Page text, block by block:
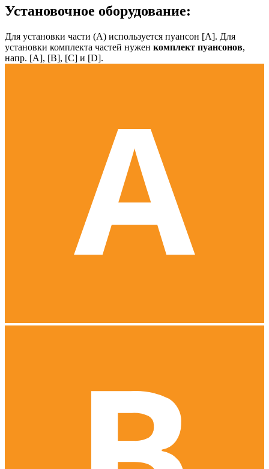
Установочное оборудование:
Для установки части (А) используется пуансон [А]. Для
установки комплекта частей нужен комплект пуансонов,
напр. [А], [B], [С] и [D].